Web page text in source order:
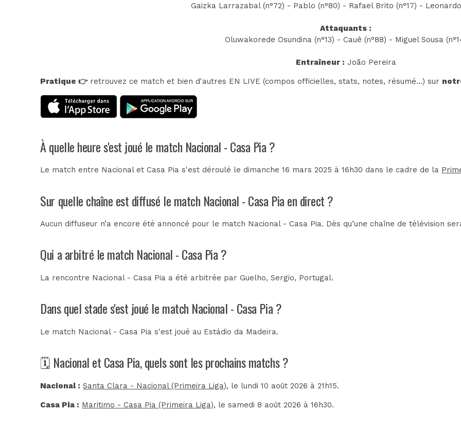
Gaizka Larrazabal (n°72) - Pablo (n°80) - Rafael Brito (n°17) -
Attaquants :
Oluwakorede Osundina (n°13) - Cauê (n°88) - Miguel Sousa
Entraîneur : João Pereira
Pratique 👉retrouvez ce match et bien d'autres EN LIVE (compos officielles, stats, notes, résumé...) sur
À quelle heure s'est joué le match Nacional - Casa Pia ?
Le match entre Nacional et Casa Pia s'est déroulé le dimanche 16 mars 2025 à 16h30 dans le cadre de la
Sur quelle chaîne est diffusé le match Nacional - Casa Pia en direct ?
Aucun diffuseur n’a encore été annoncé pour le match Nacional - Casa Pia. Dès qu’une chaîne de télévision
Qui a arbitré le match Nacional - Casa Pia ?
La rencontre Nacional - Casa Pia a été arbitrée parGuelho, Sergio, Portugal.
Dans quel stade s'est joué le match Nacional - Casa Pia ?
Le match Nacional - Casa Pia s'est joué au Estádio da Madeira.
🗓️ Nacional et Casa Pia, quels sont les prochains matchs ?
Nacional : Santa Clara - Nacional (Primeira Liga), le lundi 10 août 2026 à 21h15.
Casa Pia : Maritimo - Casa Pia (Primeira Liga), le samedi 8 août 2026 à 16h30.